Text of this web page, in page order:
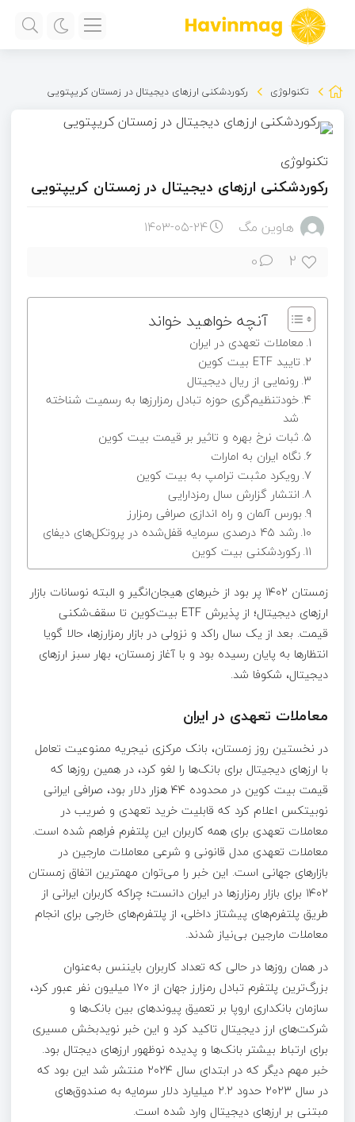
تکنولوژی رکوردشکنی ارزهای دیجیتال در زمستان کریپتویی
تکنولوژی
رکوردشکنی ارزهای دیجیتال در زمستان کریپتویی
هاوین مگ ۱۴۰۳-۰۵-۲۴
2
0
آنچه خواهید خواند
معاملات تعهدی در ایران
تایید ETF بیت کوین
رونمایی از ریال دیجیتال
خودتنظیم‌گری حوزه تبادل رمزارزها به رسمیت شناخته
شد
ثبات نرخ بهره و تاثیر بر قیمت بیت کوین
نگاه ایران به امارات
رویکرد مثبت ترامپ به بیت کوین
انتشار گزارش سال رمزدارایی
بورس آلمان و راه اندازی صرافی رمزارز
رشد ۴۵ درصدی سرمایه قفل‌شده در پروتکل‌های دیفای
رکوردشکنی بیت کوین
زمستان ۱۴۰۲ پر بود از خبرهای هیجان‌انگیر و البته نوسانات بازار
ارزهای دیجیتال؛ از پذیرش ETF بیت‌کوین تا سقف‌شکنی
قیمت. بعد از یک سال راکد و نزولی در بازار رمزارزها، حالا گویا
انتظارها به پایان رسیده بود و با آغاز زمستان، بهار سبز ارزهای
دیجیتال، شکوفا شد.
معاملات تعهدی در ایران
در نخستین روز زمستان، بانک مرکزی نیجریه ممنوعیت تعامل
با ارزهای دیجیتال برای بانک‌ها را لغو کرد، در همین روزها که
قیمت بیت کوین در محدوده ۴۴ هزار دلار بود، صرافی ایرانی
نوبیتکس اعلام کرد که قابلیت خرید تعهدی و ضریب در
معاملات تعهدی برای همه کاربران این پلتفرم فراهم شده است.
معاملات تعهدی مدل قانونی و شرعی معاملات مارجین در
بازارهای جهانی است. این خبر را می‌توان مهمترین اتفاق زمستان
۱۴۰۲ برای بازار رمزارزها در ایران دانست؛ چراکه کاربران ایرانی از
طریق پلتفرم‌های پیشتاز داخلی، از پلتفرم‌های خارجی برای انجام
معاملات مارجین بی‌نیاز شدند.
در همان روزها در حالی که تعداد کاربران بایننس به‌عنوان
بزرگ‌ترین پلتفرم تبادل رمزارز جهان از ۱۷۰ میلیون نفر عبور کرد،
سازمان بانکداری اروپا بر تعمیق پیوندهای بین بانک‌ها و
شرکت‌های ارز دیجیتال تاکید کرد و این خبر نویدبخش مسیری
برای ارتباط بیشتر بانک‌ها و پدیده نوظهور ارزهای دیجتال بود.
خبر مهم دیگر که در ابتدای سال ۲۰۲۴ منتشر شد این بود که
در سال ۲۰۲۳ حدود ۲.۲ میلیارد دلار سرمایه به صندوق‌های
مبتنی بر ارزهای دیجیتال وارد شده است.